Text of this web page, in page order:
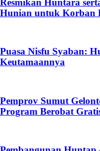
Resmikan Huntara
Hunian untuk Korban
Puasa Nisfu Syaban:
Keutamaannya
Pemprov Sumut
Program Berobat